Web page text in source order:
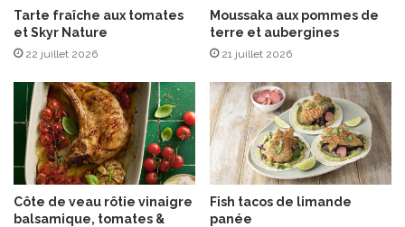
m
e
“
n
+
”
Tarte fraîche aux tomates
et Skyr Nature
22 juillet 2026
Moussaka aux pommes de
terre et aubergines
21 juillet 2026
Côte de veau rôtie vinaigre
balsamique, tomates &
Fish tacos de limande
panée